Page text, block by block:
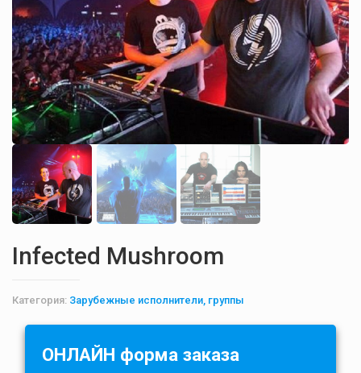
Infected Mushroom
Категория: Зарубежные исполнители, группы
ОНЛАЙН форма заказа